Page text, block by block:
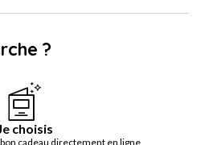
?
choisis
cadeau directement en ligne